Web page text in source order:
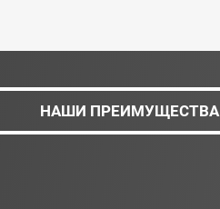
НАШИ ПРЕИМУЩЕСТВА